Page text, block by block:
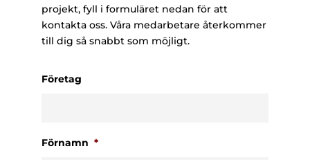
projekt, fyll i formuläret nedan för att
kontakta oss. Våra medarbetare återkommer
till dig så snabbt som möjligt.
Företag
Förnamn *